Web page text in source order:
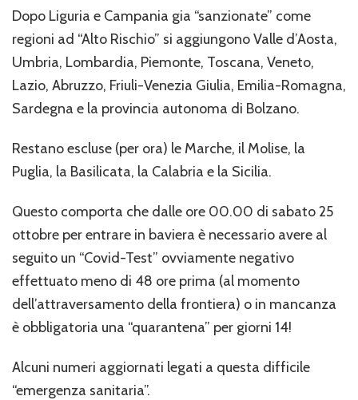
Dopo Liguria e Campania gia “sanzionate” come
regioni ad “Alto Rischio” si aggiungono Valle d’Aosta,
Umbria, Lombardia, Piemonte, Toscana, Veneto,
Lazio, Abruzzo, Friuli-Venezia Giulia, Emilia-Romagna,
Sardegna e la provincia autonoma di Bolzano.
Restano escluse (per ora) le Marche, il Molise, la
Puglia, la Basilicata, la Calabria e la Sicilia.
Questo comporta che dalle ore 00.00 di sabato 25
ottobre per entrare in baviera è necessario avere al
seguito un “Covid-Test” ovviamente negativo
effettuato meno di 48 ore prima (al momento
dell’attraversamento della frontiera) o in mancanza
è obbligatoria una “quarantena” per giorni 14!
Alcuni numeri aggiornati legati a questa difficile
“emergenza sanitaria”.